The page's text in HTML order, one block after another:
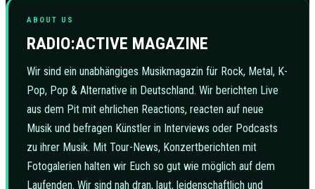
ABOUT US
RADIO:ACTIVE MAGAZINE
Wir sind ein unabhängiges Musikmagazin für Rock, Metal, K-
Pop, Pop & Alternative in Deutschland. Wir berichten Live
aus dem Pit mit ehrlichen Reactions, reacten auf neue
Musik und befragen Künstler in Interviews oder Podcasts
zu ihrer Musik. Mit Tour-News, Konzertberichten mit
Fotogalerien halten wir Euch so gut wie möglich auf dem
Laufenden. Wir sind nah dran, laut, leidenschaftlich und